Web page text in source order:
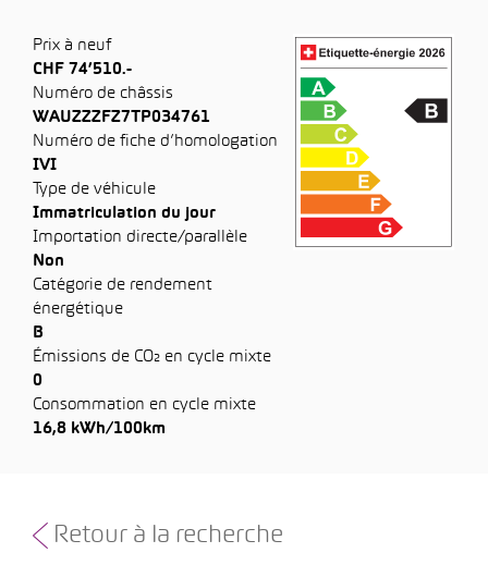
Prix à neuf
CHF 74’510.-
Numéro de châssis
WAUZZZFZ7TP034761
Numéro de fiche d’homologation
IVI
Type de véhicule
Immatriculation du jour
Importation directe/parallèle
Non
Catégorie de rendement
énergétique
B
Émissions de CO₂ en cycle mixte
0
Consommation en cycle mixte
16,8 kWh/100km
Retour à la recherche